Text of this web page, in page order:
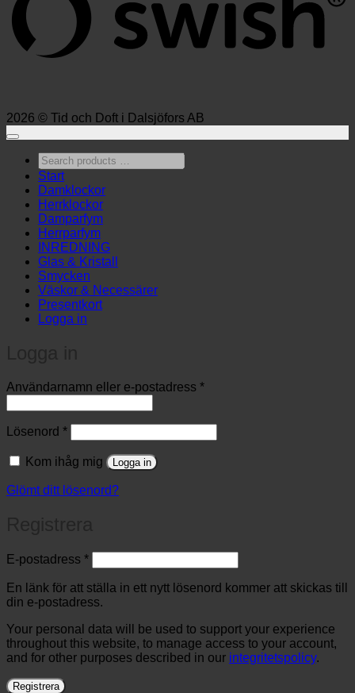
2026 © Tid och Doft i Dalsjöfors AB
Search
products
…
Start
Damklockor
Herrklockor
Damparfym
Herrparfym
INREDNING
Glas & Kristall
Smycken
Väskor & Necessärer
Presentkort
Logga in
Användarnamn eller e-postadress *Obligatoriskt
Lösenord *Obligatoriskt
Kom ihåg mig Logga in
Glömt ditt lösenord?
E-postadress *Obligatoriskt
En länk för att ställa in ett nytt lösenord kommer att skickas till
din e-postadress.
Your personal data will be used to support your experience
throughout this website, to manage access to your account,
and for other purposes described in our integritetspolicy.
Registrera